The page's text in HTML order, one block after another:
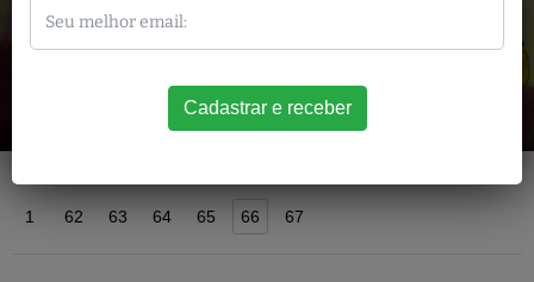
Acervo
1 62 63 64 65 66 67